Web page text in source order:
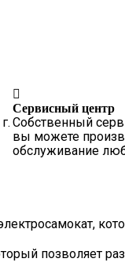
Сервисный центр
Собственный
вы можете
обслуживание
позволяет